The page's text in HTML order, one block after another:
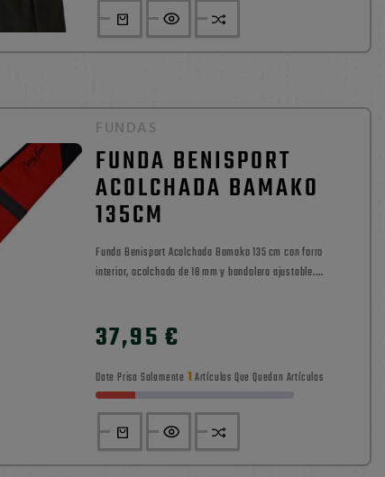
FUNDAS
FUNDA BENISPORT
ACOLCHADA BAMAKO
135CM
Funda Benisport Acolchada Bamako 135 cm con forro
interior, acolchado de 18 mm y bandolera ajustable.
37,95 €
Date Prisa Solamente 1Artículos Que Quedan Artículos